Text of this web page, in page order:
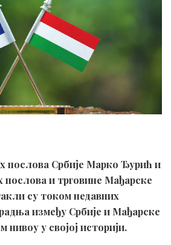
послова Србије Марко Ђурић и
и трговине Мађарске
су током недавних
између Србије и Мађарске
нивоу у својој историји.